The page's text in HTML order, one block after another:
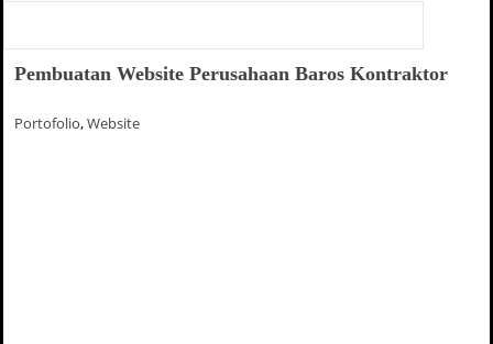
Pembuatan Website Perusahaan Baros Kontraktor
Portofolio,Website